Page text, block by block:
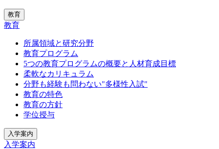
教育
教育
所属領域と研究分野
教育プログラム
5つの教育プログラムの概要と人材育成目標
柔軟なカリキュラム
分野も経験も問わない"多様性入試"
教育の特色
教育の方針
学位授与
入学案内
入学案内